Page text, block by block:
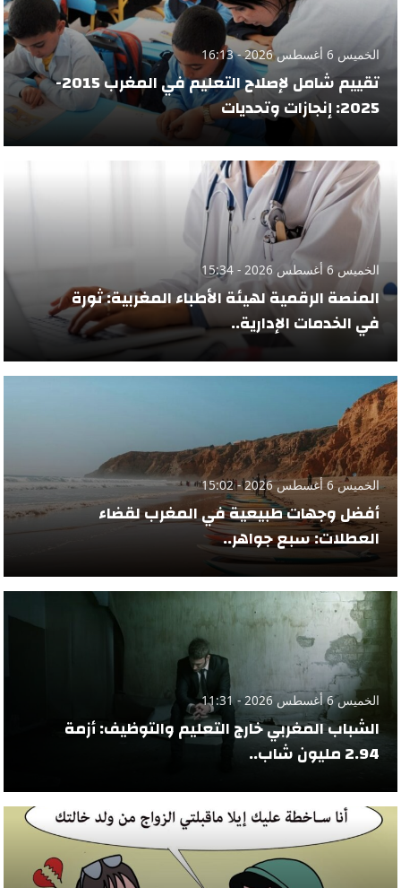
الخميس 6 أغسطس 2026 - 16:13
تقييم شامل لإصلاح التعليم في المغرب 2015-
2025: إنجازات وتحديات
الخميس 6 أغسطس 2026 - 15:34
المنصة الرقمية لهيئة الأطباء المغربية: ثورة
في الخدمات الإدارية..
الخميس 6 أغسطس 2026 - 15:02
أفضل وجهات طبيعية في المغرب لقضاء
العطلات: سبع جواهر..
الخميس 6 أغسطس 2026 - 11:31
الشباب المغربي خارج التعليم والتوظيف: أزمة
2.94 مليون شاب..